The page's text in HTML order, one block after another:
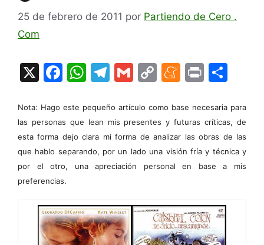
25 de febrero de 2011 por Partiendo de Cero .
Com
X
F
c
e
b
o
o
k
W
at
s
A
p
T
e
gr
a
m
G
ai
l
C
p
y
Li
n
M
n
e
a
m
Pr
t
m
p
ar
tir
Nota: Hago este pequeño artículo como base necesaria para
las personas que lean mis presentes y futuras críticas, de
esta forma dejo clara mi forma de analizar las obras de las
que hablo separando, por un lado una visión fría y técnica y
por el otro, una apreciación personal en base a mis
preferencias.